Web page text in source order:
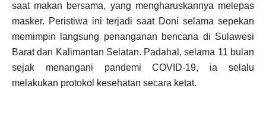
saat makan bersama, yang mengharuskannya melepas
masker. Peristiwa ini terjadi saat Doni selama sepekan
memimpin langsung penanganan bencana di Sulawesi
Barat dan Kalimantan Selatan. Padahal, selama 11 bulan
sejak menangani pandemi COVID-19, ia selalu
melakukan protokol kesehatan secara ketat.